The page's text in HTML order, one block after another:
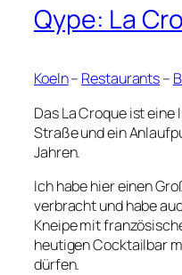
Qype: La
Koeln– Restaurants–
Das La Croque ist
Straße und ein
Jahren.
Ich habe hier einen
verbracht und habe
Kneipe mit
heutigen Cocktailbar
dürfen.